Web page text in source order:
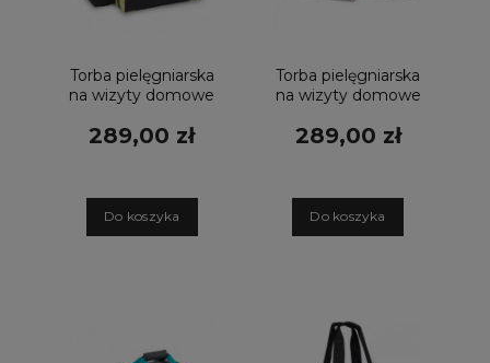
Torba pielęgniarska
na wizyty domowe
289,00 zł
Do koszyka
Torba pielęgniarska
na wizyty domowe
289,00 zł
Do koszyka